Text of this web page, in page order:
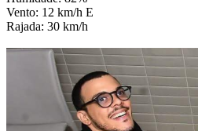
Vento: 12 km/h E
Rajada: 30 km/h